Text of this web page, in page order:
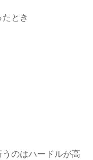
とき
のはハードルが高